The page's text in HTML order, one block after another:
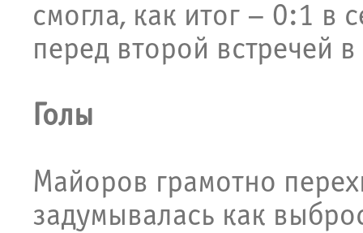
смогла, как итог – 0:1 в
перед второй встречей
Голы
Майоров грамотно
задумывалась как